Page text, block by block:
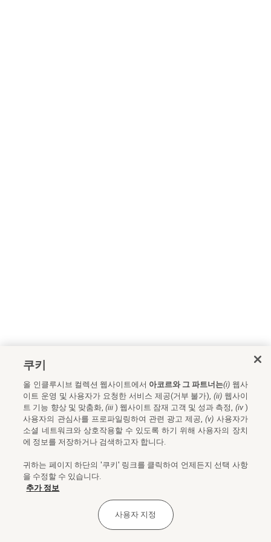
쿠키
올 인클루시브 컬렉션 웹사이트에서 아코르와 그 파트너는(i) 웹사
이트 운영 및 사용자가 요청한 서비스 제공(거부 불가), (ii)웹사이
트 기능 향상 및 맞춤화, (iii) 웹사이트 잠재 고객 및 성과 측정, (iv)
사용자의 관심사를 프로파일링하여 관련 광고 제공,(v) 사용자가
소셜 네트워크와 상호작용할 수 있도록 하기 위해 사용자의 장치
에 정보를 저장하거나 검색하고자 합니다.
귀하는 페이지 하단의 '쿠키' 링크를 클릭하여 언제든지 선택 사항
을 수정할 수 있습니다.
추가 정보
사용자 지정